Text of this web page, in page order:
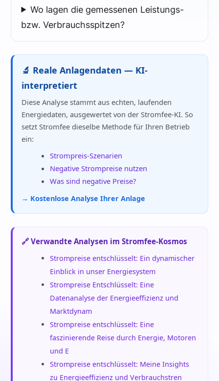
Wo lagen die gemessenen Leistungs-
bzw. Verbrauchsspitzen?
🔬 Reale Anlagendaten — KI-
interpretiert
Diese Analyse stammt aus echten, laufenden
Energiedaten, ausgewertet von der Stromfee-KI. So
setzt Stromfee dieselbe Methode für Ihren Betrieb
ein:
Strompreis-Szenarien
Negative Strompreise nutzen
Was sind negative Preise?
→ Kostenlose Analyse Ihrer Anlage
🔗 Verwandte Analysen im Stromfee-Kosmos
Strompreise entschlüsselt: Ein dynamischer
Einblick in unser Energiesystem
Strompreise Entschlüsselt: Eine
Datenanalyse der Energieeffizienz und
Marktdynam
Strompreise entschlüsselt: Eine
faszinierende Reise durch Energie, Motoren
und E
Strompreise entschlüsselt: Meine Insights
zu Energieeffizienz und Verbrauchstren